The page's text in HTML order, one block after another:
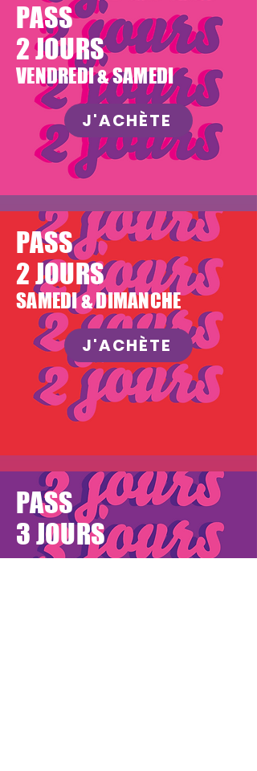
PASS
2 JOURS
VENDREDI & SAMEDI
J'ACHÈTE
PASS
2 JOURS
SAMEDI & DIMANCHE
J'ACHÈTE
PASS
3 JOURS